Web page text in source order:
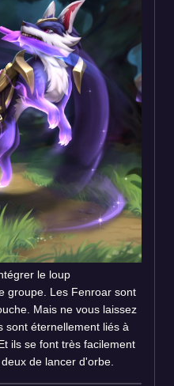
le loup
groupe. Les Fenroar sont
Mais ne vous laissez
sont éternellement liés à
ils se font très facilement
de lancer d'orbe.